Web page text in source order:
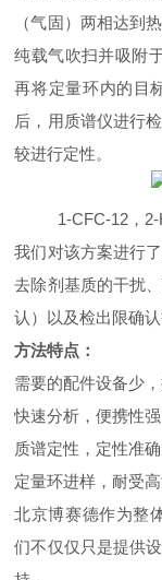
（气固）两相达到
纯载气吹扫并吸附
再将定量环内的目
后，用质谱仪进行
较进行定性。
1-CFC-12，
我们对该方案进行
去除剂基质的干扰
认）以及检出限确
方法特点：
需要的配件设备少
快速分析，便携性强
质谱定性，定性准
定量环进样，耐受
北京博赛德作为整
们不仅仅只是提供